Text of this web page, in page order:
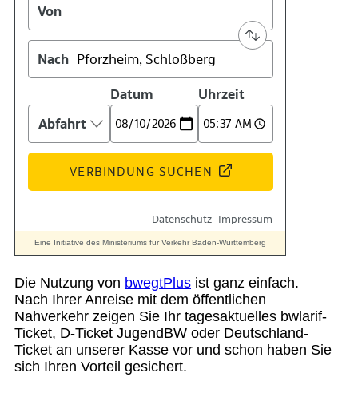
Suche
Menü Menü
Die Nutzung von bwegtPlus ist ganz einfach.
Nach Ihrer Anreise mit dem öffentlichen
Nahverkehr zeigen Sie Ihr tagesaktuelles bwlarif-
Ticket, D-Ticket JugendBW oder Deutschland-
Ticket an unserer Kasse vor und schon haben Sie
sich Ihren Vorteil gesichert.